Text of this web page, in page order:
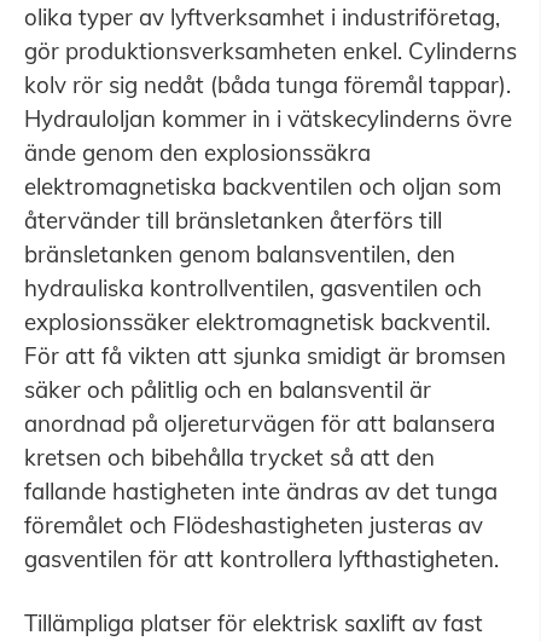
olika typer av lyftverksamhet i industriföretag,
gör produktionsverksamheten enkel. Cylinderns
kolv rör sig nedåt (båda tunga föremål tappar).
Hydrauloljan kommer in i vätskecylinderns övre
ände genom den explosionssäkra
elektromagnetiska backventilen och oljan som
återvänder till bränsletanken återförs till
bränsletanken genom balansventilen, den
hydrauliska kontrollventilen, gasventilen och
explosionssäker elektromagnetisk backventil.
För att få vikten att sjunka smidigt är bromsen
säker och pålitlig och en balansventil är
anordnad på oljereturvägen för att balansera
kretsen och bibehålla trycket så att den
fallande hastigheten inte ändras av det tunga
föremålet och Flödeshastigheten justeras av
gasventilen för att kontrollera lyfthastigheten.
Tillämpliga platser för elektrisk saxlift av fast